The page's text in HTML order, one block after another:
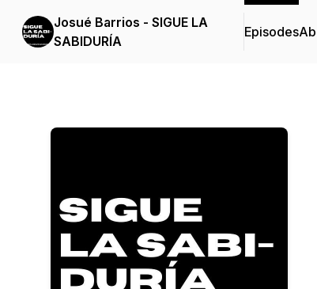
Josué Barrios - SIGUE LA
SABIDURÍA
Episodes